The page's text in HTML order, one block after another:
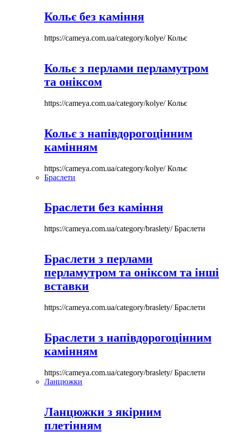
Кольє без каміння
https://cameya.com.ua/category/kolye/Кольє
Кольє з перлами перламутром
та оніксом
https://cameya.com.ua/category/kolye/Кольє
Кольє з напівдорогоцінним
камінням
https://cameya.com.ua/category/kolye/Кольє
Браслети
Браслети без каміння
https://cameya.com.ua/category/braslety/Браслети
Браслети з перлами
перламутром та оніксом та інші
вставки
https://cameya.com.ua/category/braslety/Браслети
Браслети з напівдорогоцінним
камінням
https://cameya.com.ua/category/braslety/Браслети
Ланцюжки
Ланцюжки з якірним
плетінням